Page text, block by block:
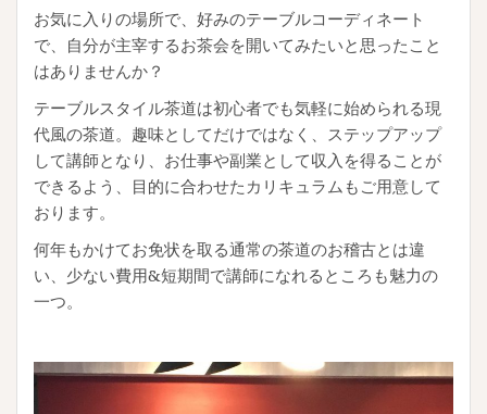
お気に入りの場所で、好みのテーブルコーディネート
で、自分が主宰するお茶会を開いてみたいと思ったこと
はありませんか？
テーブルスタイル茶道は初心者でも気軽に始められる現
代風の茶道。趣味としてだけではなく、ステップアップ
して講師となり、お仕事や副業として収入を得ることが
できるよう、目的に合わせたカリキュラムもご用意して
おります。
何年もかけてお免状を取る通常の茶道のお稽古とは違
い、少ない費用&短期間で講師になれるところも魅力の
一つ。